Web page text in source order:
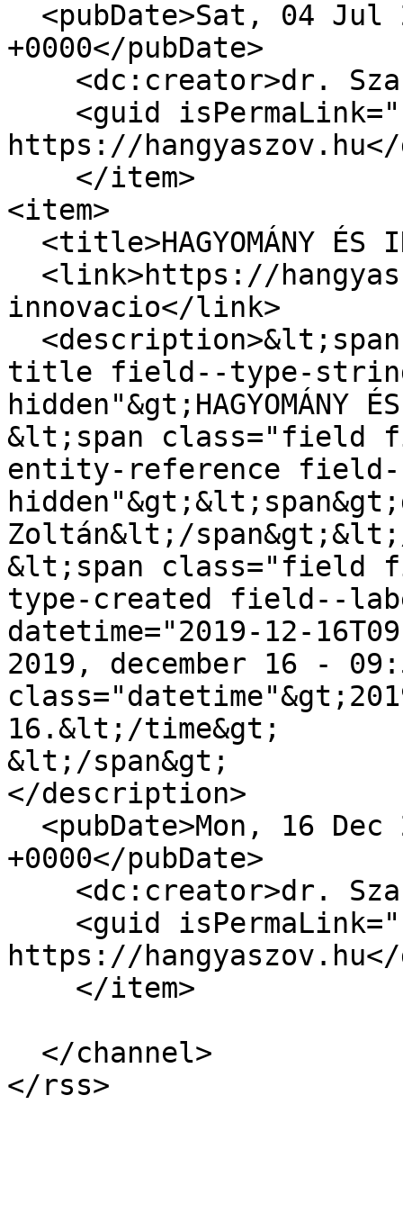
+0000</pubDate>
https://
<item>
innovacio</link>
title field--type-
hidden"&gt;HAGYOMÁNY
&lt;span class="field
entity-reference
Zoltán&lt;/
&lt;span class="field
type-created field--
datetime="2019-12-
2019, december 16 -
16.&lt;/time&gt;
&lt;/span&gt;
</description>
+0000</pubDate>
https://